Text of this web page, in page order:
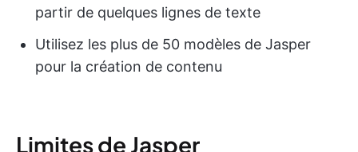
partir de quelques lignes de texte
Utilisez les plus de 50 modèles de Jasper
pour la création de contenu
Limites de Jasper